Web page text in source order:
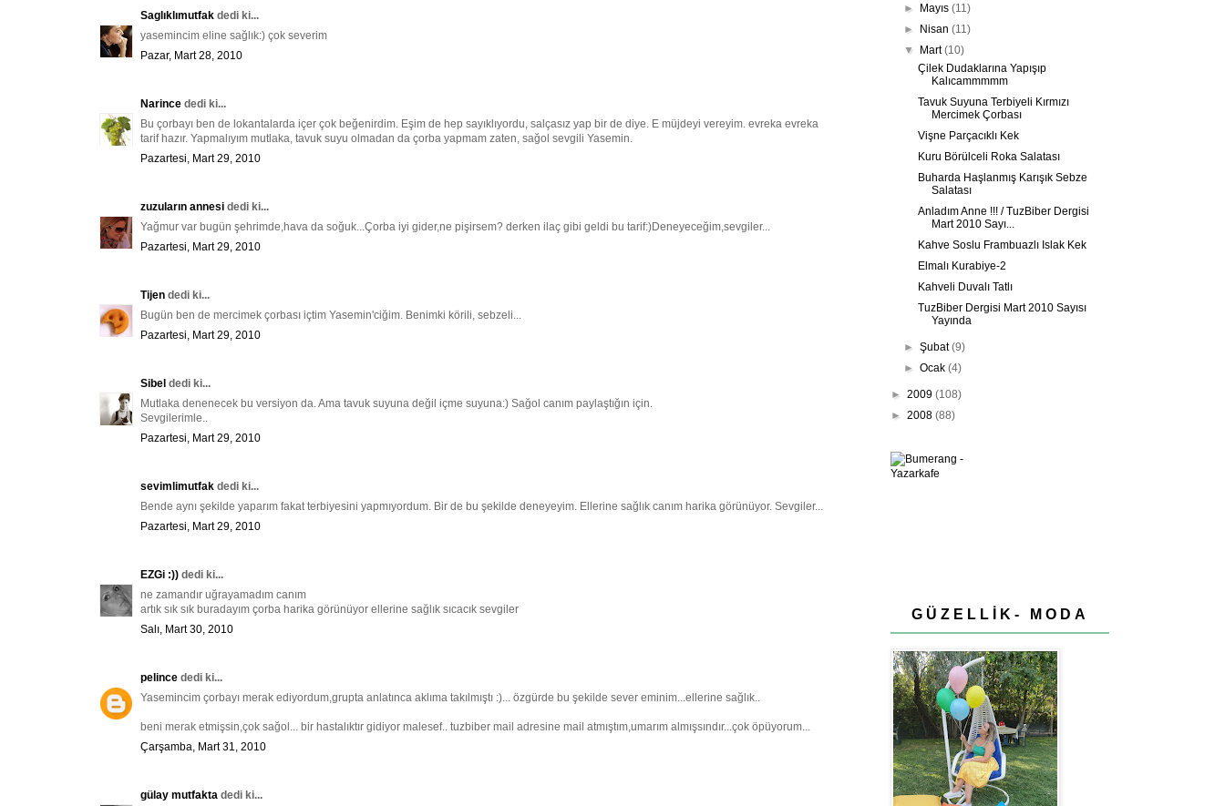
Saglıklımutfak dedi ki...
yasemincim eline sağlık:) çok severim
Pazar, Mart 28, 2010
Narince dedi ki...
Bu çorbayı ben de lokantalarda içer çok beğenirdim. Eşim de hep sayıklıyordu, salçasız yap bir de diye. E müjdeyi vereyim. evreka evreka
tarif hazır. Yapmalıyım mutlaka, tavuk suyu olmadan da çorba yapmam zaten, sağol sevgili Yasemin.
Pazartesi, Mart 29, 2010
zuzuların annesi dedi ki...
Yağmur var bugün şehrimde,hava da soğuk...Çorba iyi gider,ne pişirsem? derken ilaç gibi geldi bu tarif:)Deneyeceğim,sevgiler...
Pazartesi, Mart 29, 2010
Tijen dedi ki...
Bugün ben de mercimek çorbası içtim Yasemin'ciğim. Benimki körili, sebzeli...
Pazartesi, Mart 29, 2010
Sibel dedi ki...
Mutlaka denenecek bu versiyon da. Ama tavuk suyuna değil içme suyuna:) Sağol canım paylaştığın için.
Sevgilerimle..
Pazartesi, Mart 29, 2010
sevimlimutfak dedi ki...
Bende aynı şekilde yaparım fakat terbiyesini yapmıyordum. Bir de bu şekilde deneyeyim. Ellerine sağlık canım harika görünüyor. Sevgiler...
Pazartesi, Mart 29, 2010
EZGi :)) dedi ki...
ne zamandır uğrayamadım canım
artık sık sık buradayım çorba harika görünüyor ellerine sağlık sıcacık sevgiler
Salı, Mart 30, 2010
pelince dedi ki...
Yasemincim çorbayı merak ediyordum,grupta anlatınca aklıma takılmıştı :)... özgürde bu şekilde sever eminim...ellerine sağlık..
beni merak etmişsin,çok sağol... bir hastalıktır gidiyor malesef.. tuzbiber mail adresine mail atmıştım,umarım almışsındır...çok öpüyorum...
Çarşamba, Mart 31, 2010
gülay mutfakta dedi ki...
► Mayıs(11)
► Nisan(11)
▼ Mart(10)
Çilek Dudaklarına Yapışıp
Kalıcammmmm
Tavuk Suyuna Terbiyeli Kırmızı
Mercimek Çorbası
Vişne Parçacıklı Kek
Kuru Börülceli Roka Salatası
Buharda Haşlanmış Karışık Sebze
Salatası
Anladım Anne !!! / TuzBiber Dergisi
Mart 2010 Sayı...
Kahve Soslu Frambuazlı Islak Kek
Elmalı Kurabiye-2
Kahveli Duvalı Tatlı
TuzBiber Dergisi Mart 2010 Sayısı
Yayında
►Şubat(9)
►Ocak(4)
► 2009 (108)
► 2008 (88)
GÜZELLİK- MODA